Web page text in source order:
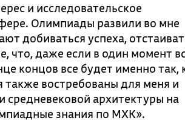
и исследовательское
Олимпиады развили во мне
добиваться успеха,
что, даже если в один момент
концов все будет именно так,
востребованы для меня и
средневековой архитектуры на
знания по МХК».